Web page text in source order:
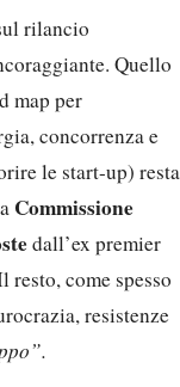
rilancio
Quello
map per
concorrenza e
le start-up) resta
Commissione
dall’ex premier
come spesso
resistenze